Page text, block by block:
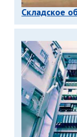
Складское